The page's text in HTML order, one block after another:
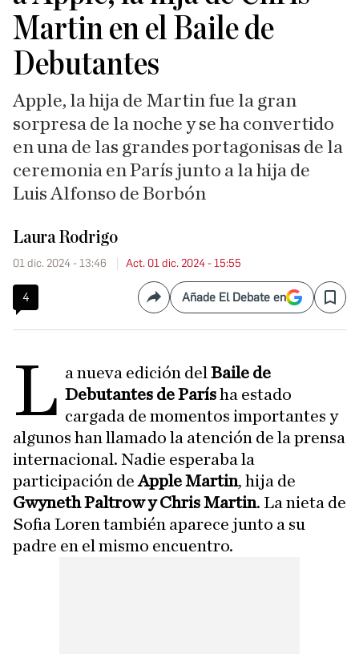
Martin en el Baile de
Debutantes
Apple, la hija de Martin fue la gran
sorpresa de la noche y se ha convertido
en una de las grandes portagonisas de la
ceremonia en París junto a la hija de
Luis Alfonso de Borbón
Laura Rodrigo
01 dic. 2024 - 13:46 Act. 01 dic. 2024 - 15:55
4 CompartirAñade El Debate en Save
L a nueva edición delBaile de
Debutantes de Parísha estado
cargada de momentos importantes y
algunos han llamado la atención de la prensa
internacional. Nadie esperaba la
participación deApple Martin, hija de
Gwyneth Paltrow y Chris Martin. La nieta de
Sofia Loren también aparece junto a su
padre en el mismo encuentro.